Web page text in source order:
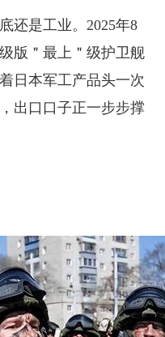
还是工业。2025年8
版＂最上＂级护卫舰
日本军工产品头一次
出口口子正一步步撑